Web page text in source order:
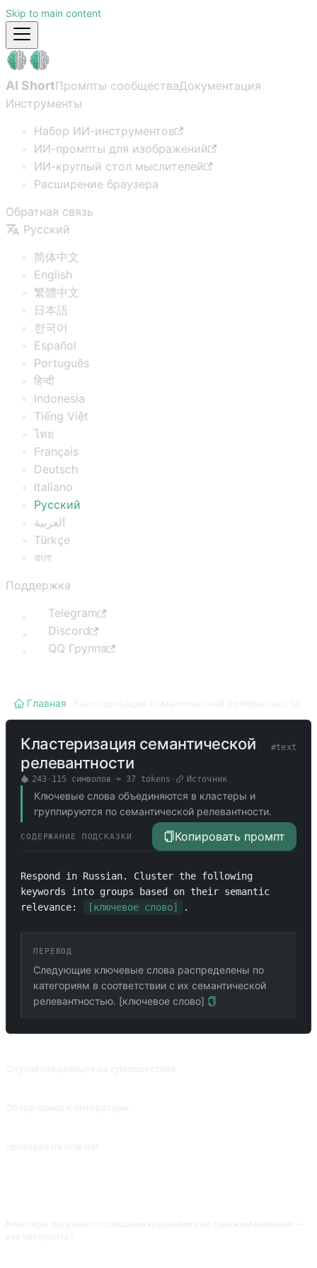
Skip to main content
AI ShortПромпты сообществаДокументация
Инструменты
Набор ИИ-инструментов
ИИ-промпты для изображений
ИИ-круглый стол мыслителей
Расширение браузера
Обратная связь
Русский
简体中文
English
繁體中文
日本語
한국어
Español
Português
हिन्दी
Indonesia
Tiếng Việt
ไทย
Français
Deutsch
Italiano
Русский
العربية
Türkçe
বাংলা
Поддержка
Telegram
Discord
QQ Группа
Главная
Кластеризация семантической
релевантности
#text
243· 115 символов · ≈ 37tokens · Источник
Ключевые слова объединяются в кластеры и
группируются по семантической релевантности.
СОДЕРЖАНИЕ ПОДСКАЗКИ Копировать промпт
Respond in Russian. Cluster the following
keywords into groups based on their semantic
relevance:
[ключевое слово] .
ПЕРЕВОД
Следующие ключевые слова распределены по
категориям в соответствии с их семантической
релевантностью. [ключевое слово]